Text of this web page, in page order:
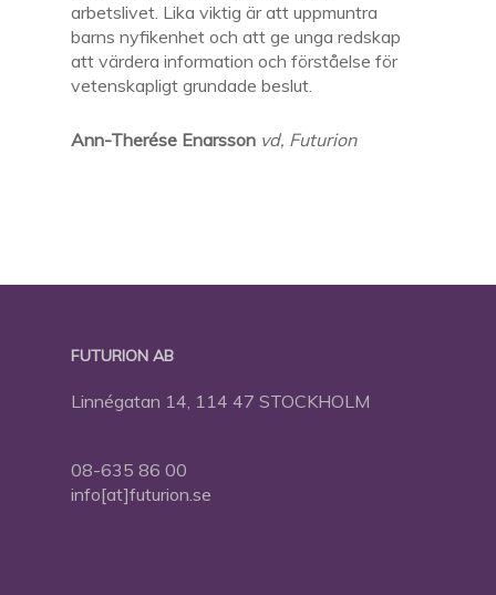
arbetslivet. Lika viktig är att uppmuntra
barns nyfikenhet och att ge unga redskap
att värdera information och förståelse för
vetenskapligt grundade beslut.
Ann-Therése Enarsson vd, Futurion
FUTURION AB
Linnégatan 14, 114 47 STOCKHOLM
08-635 86 00
info[at]futurion.se